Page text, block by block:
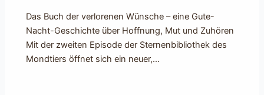
Das Buch der verlorenen Wünsche – eine Gute-
Nacht-Geschichte über Hoffnung, Mut und Zuhören
Mit der zweiten Episode der Sternenbibliothek des
Mondtiers öffnet sich ein neuer,…